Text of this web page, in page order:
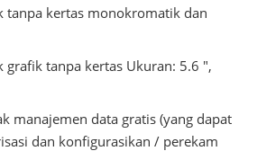
tanpa kertas monokromatik dan
grafik tanpa kertas Ukuran: 5.6 ",
manajemen data gratis (yang dapat
dan konfigurasikan / perekam